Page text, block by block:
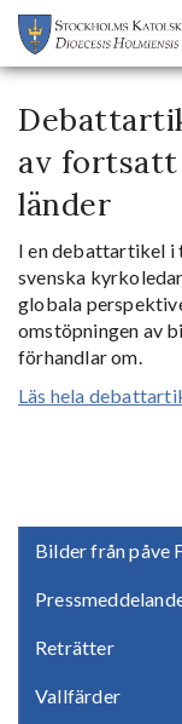
Bilder från påve
Reträtter
Vallfärder
av
länder
I en debattartikel i
svenska
globala
omstöpningen av
förhandlar om.
Läs hela